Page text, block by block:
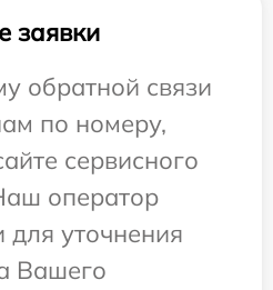
заявки
обратной связи
по номеру,
сервисного
оператор
для уточнения
Вашего